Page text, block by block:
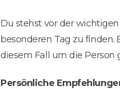
Du stehst vor der
besonderen Tag zu finden.
diesem Fall um die
Persönliche